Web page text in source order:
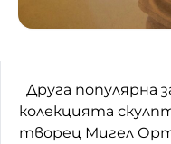
Друга популярна
колекцията
творец Мигел